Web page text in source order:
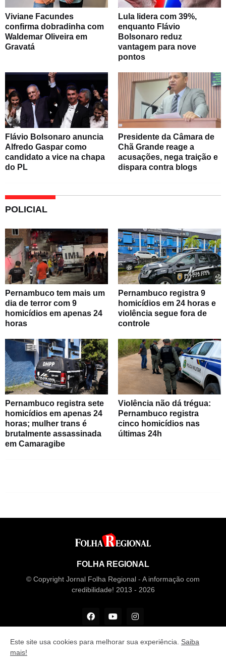
Viviane Facundes
confirma dobradinha com
Waldemar Oliveira em
Gravatá
Lula lidera com 39%,
enquanto Flávio
Bolsonaro reduz
vantagem para nove
pontos
Flávio Bolsonaro anuncia
Alfredo Gaspar como
candidato a vice na chapa
do PL
Presidente da Câmara de
Chã Grande reage a
acusações, nega traição e
dispara contra blogs
POLICIAL
Pernambuco tem mais um
dia de terror com 9
homicídios em apenas 24
horas
Pernambuco registra 9
homicídios em 24 horas e
violência segue fora de
controle
Pernambuco registra sete
homicídios em apenas 24
horas; mulher trans é
brutalmente assassinada
em Camaragibe
Violência não dá trégua:
Pernambuco registra
cinco homicídios nas
últimas 24h
FOLHA REGIONAL
© Copyright Jornal Folha Regional - A informação com
credibilidade! 2013 - 2026
Este site usa cookies para melhorar sua experiência. Saiba
mais!